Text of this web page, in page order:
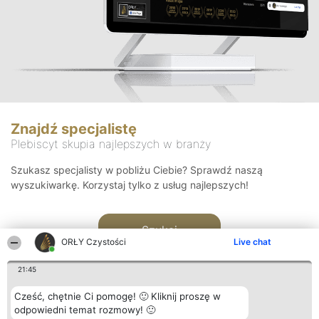
ORŁY Czystości Live chat
21:45
Cześć, chętnie Ci pomogę! 🙂 Kliknij proszę w
odpowiedni temat rozmowy! 🙂
Znajdź specjalistę
Plebiscyt skupia najlepszych w branży
Szukasz specjalisty w pobliżu Ciebie? Sprawdź naszą
wyszukiwarkę. Korzystaj tylko z usług najlepszych!
Szukaj